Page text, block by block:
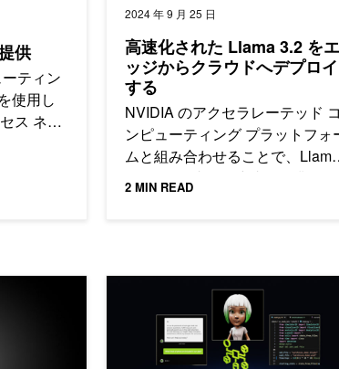
供
ティン
使用し
ス ネッ
処理が
2024 年 9 月 25 日
高速化された Llama 3.2 をエ
ッジからクラウドへデプロイ
する
NVIDIA のアクセラレーテッド コ
ンピューティング プラットフォ
ムと組み合わせることで、Llama
3.2 は開発者、研究者、企業に、
2 MIN READ
イを効率化する NVIDIA NIMRAG アプリケーションを 4 つのス